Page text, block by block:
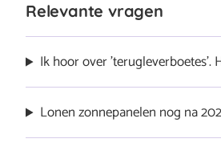
Relevante vragen
Ik hoor over ’terugleverboetes’.
“Terugleverboete” is geen
de praktijk om terugleverkosten of
Lonen zonnepanelen nog na